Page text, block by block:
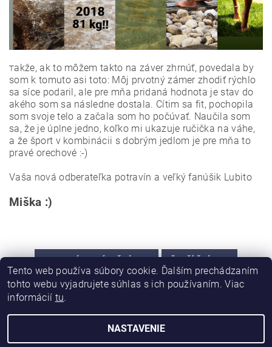
Takže, ak to môžem takto na záver zhrnúť, povedala by
som k tomuto asi toto: Môj prvotný zámer zhodiť rýchlo
sa síce podaril, ale pre mňa pridaná hodnota je stav do
akého som sa následne dostala. Cítim sa fit, pochopila
som svoje telo a začala som ho počúvať. Naučila som
sa, že je úplne jedno, koľko mi ukazuje ručička na váhe,
a že šport v kombinácii s dobrým jedlom je pre mňa to
pravé orechové :-)
Vaša nová odberateľka potravín a veľký fanúšik Lubito
Miška :)
PREDCHÁDZAJÚCI ČLÁNOK ĎALŠÍ ČLÁNOK
2026 © LUBITO, všetky práva vyhradenéUpraviť nastavenie cookies
Tento web používa súbory cookie. Ďalším prechádzaním
tohto webu vyjadrujete súhlas s ich používaním. Viac
informácií tu.
NASTAVENIE